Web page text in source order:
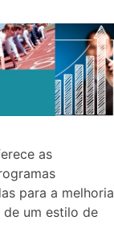
as
para a melhoria
um estilo de